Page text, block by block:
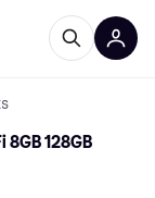
8GB 128GB